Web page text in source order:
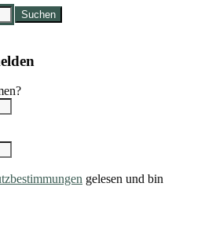
gelesen und bin